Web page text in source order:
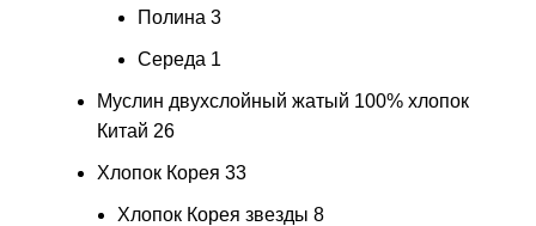
Полина 3
Середа 1
Муслин двухслойный жатый 100% хлопок
Китай 26
Хлопок Корея 33
Хлопок Корея звезды 8